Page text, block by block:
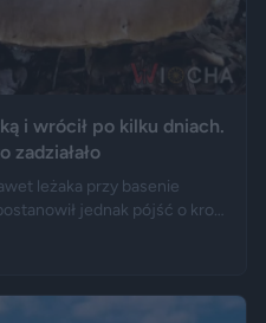
i wrócił po kilku dniach.
leżaka przy basenie
jednak pójść o krok
samo miejsce i odkrył, że